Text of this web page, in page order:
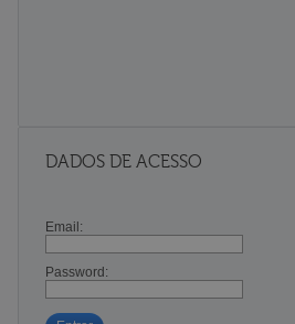
DADOS DE ACESSO
Email:
Password: